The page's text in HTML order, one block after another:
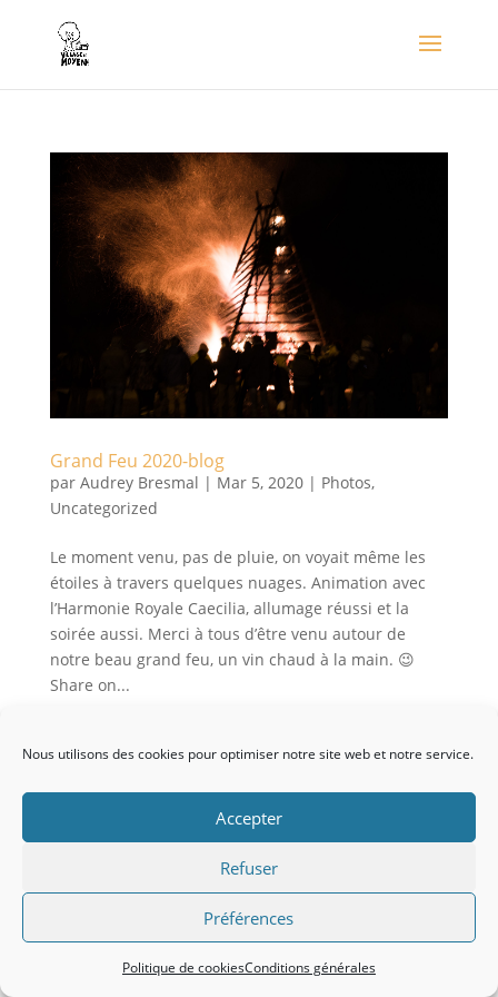
Nous utilisons des cookies pour optimiser notre site web et notre service.
Accepter
Refuser
Préférences
Politique de cookiesConditions générales
Grand Feu 2020-blog
par Audrey Bresmal | Mar 5, 2020| Photos,
Uncategorized
Le moment venu, pas de pluie, on voyait même les
étoiles à travers quelques nuages. Animation avec
l’Harmonie Royale Caecilia, allumage réussi et la
soirée aussi. Merci à tous d’être venu autour de
notre beau grand feu, un vin chaud à la main. 😉
Share on...
Site Réalisé par Dominique Domange -